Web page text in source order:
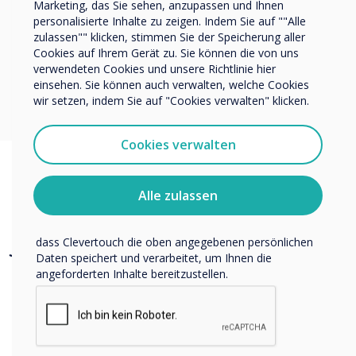
Demo buchen
Jetzt loslegen
Mehr Auswahl für
jedermann
Marketing, das Sie sehen, anzupassen und Ihnen
personalisierte Inhalte zu zeigen. Indem Sie auf ""Alle
zulassen"" klicken, stimmen Sie der Speicherung aller
Cookies auf Ihrem Gerät zu. Sie können die von uns
verwendeten Cookies und unsere Richtlinie hier
einsehen. Sie können auch verwalten, welche Cookies
wir setzen, indem Sie auf "Cookies verwalten" klicken.
Cookies verwalten
Alle zulassen
Wir möchten Sie gerne per E-Mail, Telefon oder Post
bezüglich unserer Produkte und Dienstleistungen
kontaktieren.
Ich bin damit einverstanden, Mitteilungen von
Sie können diese Benachrichtigungen jederzeit
abbestellen. Weitere Informationen zum Abbestellen, zu
unseren Datenschutzverfahren und dazu, wie wir Ihre
Privatsphäre schützen und respektieren, finden Sie in
unserer Datenschutzrichtlinie.
dass Clevertouch die oben angegebenen persönlichen
Daten speichert und verarbeitet, um Ihnen die
angeforderten Inhalte bereitzustellen.